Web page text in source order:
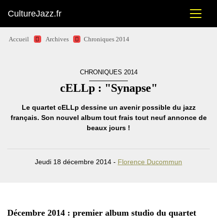
CultureJazz.fr
Accueil Archives Chroniques 2014
CHRONIQUES 2014
cELLp : "Synapse"
Le quartet cELLp dessine un avenir possible du jazz
français. Son nouvel album tout frais tout neuf annonce de
beaux jours !
Jeudi 18 décembre 2014 - Florence Ducommun
Décembre 2014 : premier album studio du quartet